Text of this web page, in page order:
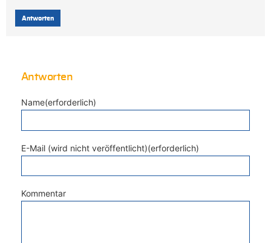
Antworten
Antworten
Name(erforderlich)
E-Mail (wird nicht veröffentlicht)(erforderlich)
Kommentar